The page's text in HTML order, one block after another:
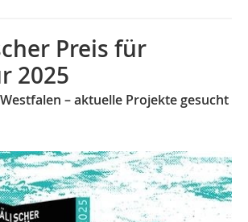
Preis für
2025
– aktuelle Projekte gesucht